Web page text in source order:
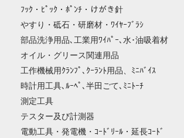
ﾌｯｸ・ﾋﾟｯｸ・ﾎﾟﾝﾁ・けがき針
やすり・砥石・研磨材・ﾜｲﾔｰﾌﾞﾗｼ
部品洗浄用品､工業用ﾜｲﾊﾟｰ､水･油吸着材
オイル・グリース関連用品
工作機械用ｸﾗﾝﾌﾟ､ｸｰﾗﾝﾄ用品、ﾐﾆﾊﾞｲｽ
時計用工具､ﾙｰﾍﾟ､半田ごて､ﾐﾆﾄｰﾁ
測定工具
テスター及び計測器
電動工具・発電機・ｺｰﾄﾞﾘｰﾙ・延長ｺｰﾄﾞ